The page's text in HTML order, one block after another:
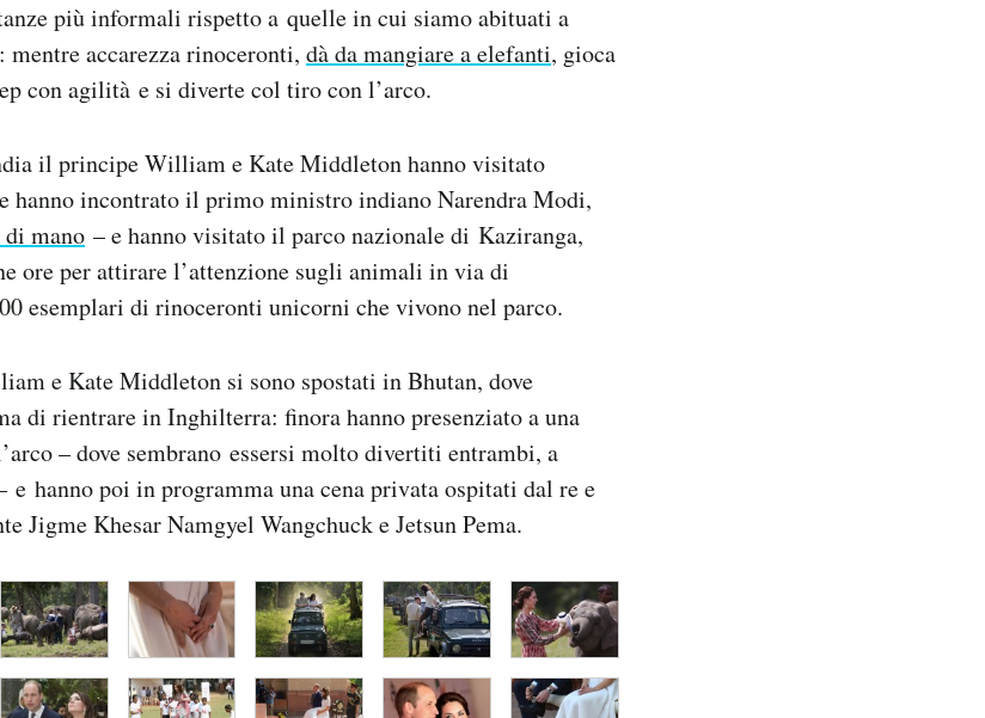
più informali rispetto a quelle in cui siamo abituati a
mentre accarezza rinoceronti, dà da mangiare a elefanti, gioca
con agilità e si diverte col tiro con l’arco.
il principe William e Kate Middleton hanno visitato
hanno incontrato il primo ministro indiano Narendra Modi,
mano – e hanno visitato il parco nazionale di Kaziranga,
ore per attirare l’attenzione sugli animali in via di
esemplari di rinoceronti unicorni che vivono nel parco.
e Kate Middleton si sono spostati in Bhutan, dove
di rientrare in Inghilterra: finora hanno presenziato a una
– dove sembrano essersi molto divertiti entrambi, a
hanno poi in programma una cena privata ospitati dal re e
Jigme Khesar Namgyel Wangchuck e Jetsun Pema.